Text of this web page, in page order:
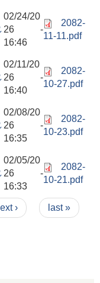
02/24/20
26 -
16:46
2082-
11-11.pdf
02/11/20
26 -
16:40
2082-
10-27.pdf
02/08/20
26 -
16:35
2082-
10-23.pdf
02/05/20
26 -
16:33
2082-
10-21.pdf
› last »